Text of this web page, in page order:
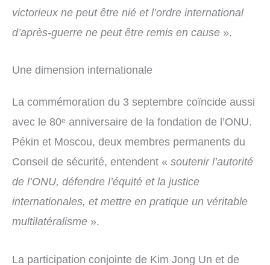
victorieux ne peut être nié et l’ordre international
d’après-guerre ne peut être remis en cause ».
Une dimension internationale
La commémoration du 3 septembre coïncide aussi
avec le 80ᵉ anniversaire de la fondation de l’ONU.
Pékin et Moscou, deux membres permanents du
Conseil de sécurité, entendent « soutenir l’autorité
de l’ONU, défendre l’équité et la justice
internationales, et mettre en pratique un véritable
multilatéralisme ».
La participation conjointe de Kim Jong Un et de